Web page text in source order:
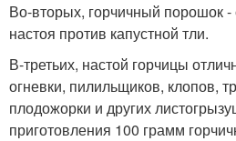
Во-вторых, горчичный порошок -
настоя против капустной тли.
В-третьих, настой горчицы
огневки, пилильщиков, клопов,
плодожорки и других
приготовления 100 грамм